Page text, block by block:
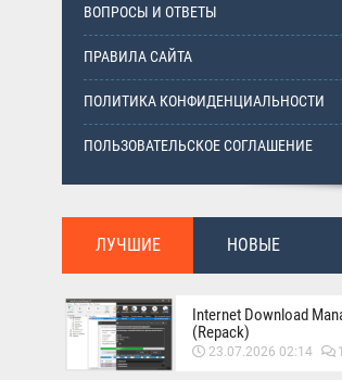
ВОПРОСЫ И ОТВЕТЫ
ПРАВИЛА САЙТА
ПОЛИТИКА КОНФИДЕНЦИАЛЬНОСТИ
ПОЛЬЗОВАТЕЛЬСКОЕ СОГЛАШЕНИЕ
ЛУЧШИЕ НОВЫЕ
Internet Download
(Repack)
23.07.2026 02:14